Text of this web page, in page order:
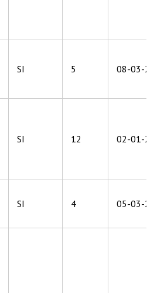
SI 5 08-03-
SI 12 02-01-
SI 4 05-03-